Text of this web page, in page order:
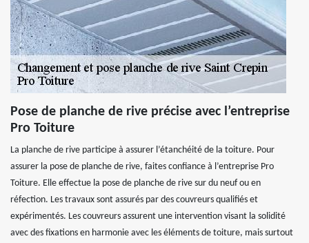
Pose de planche de rive précise avec l’entreprise
Pro Toiture
La planche de rive participe à assurer l’étanchéité de la toiture. Pour
assurer la pose de planche de rive, faites confiance à l’entreprise Pro
Toiture. Elle effectue la pose de planche de rive sur du neuf ou en
réfection. Les travaux sont assurés par des couvreurs qualifiés et
expérimentés. Les couvreurs assurent une intervention visant la solidité
avec des fixations en harmonie avec les éléments de toiture, mais surtout